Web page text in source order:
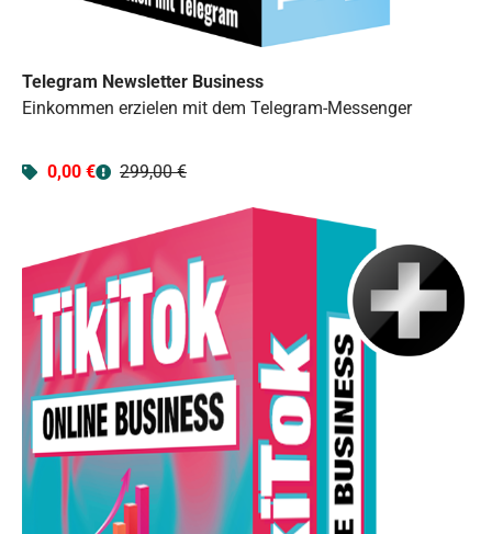
Telegram Newsletter Business
Einkommen erzielen mit dem Telegram-Messenger
0,00 € 299,00 €